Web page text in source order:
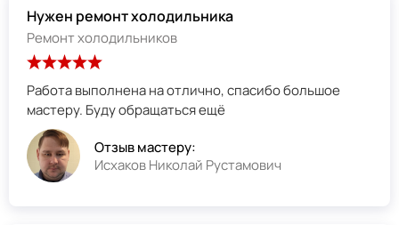
Нужен ремонт холодильника
Ремонт холодильников
Работа выполнена на отлично, спасибо большое
мастеру. Буду обращаться ещё
Отзыв мастеру:
Исхаков Николай Рустамович